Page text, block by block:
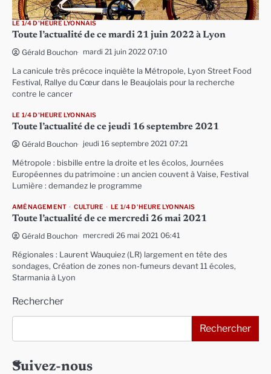
LE 1/4 D'HEURE LYONNAIS
Toute l’actualité de ce mardi 21 juin 2022 à Lyon
Gérald Bouchon mardi 21 juin 2022 07:10
La canicule très précoce inquiète la Métropole, Lyon Street Food
Festival, Rallye du Cœur dans le Beaujolais pour la recherche
contre le cancer
LE 1/4 D'HEURE LYONNAIS
Toute l’actualité de ce jeudi 16 septembre 2021
Gérald Bouchon jeudi 16 septembre 2021 07:21
Métropole : bisbille entre la droite et les écolos, Journées
Européennes du patrimoine : un ancien couvent à Vaise, Festival
Lumière : demandez le programme
AMÉNAGEMENT CULTURE LE 1/4 D'HEURE LYONNAIS
Toute l’actualité de ce mercredi 26 mai 2021
Gérald Bouchon mercredi 26 mai 2021 06:41
Régionales : Laurent Wauquiez (LR) largement en tête des
sondages, Création de zones non-fumeurs devant 11 écoles,
Starmania à Lyon
Rechercher
Rechercher
Suivez-nous